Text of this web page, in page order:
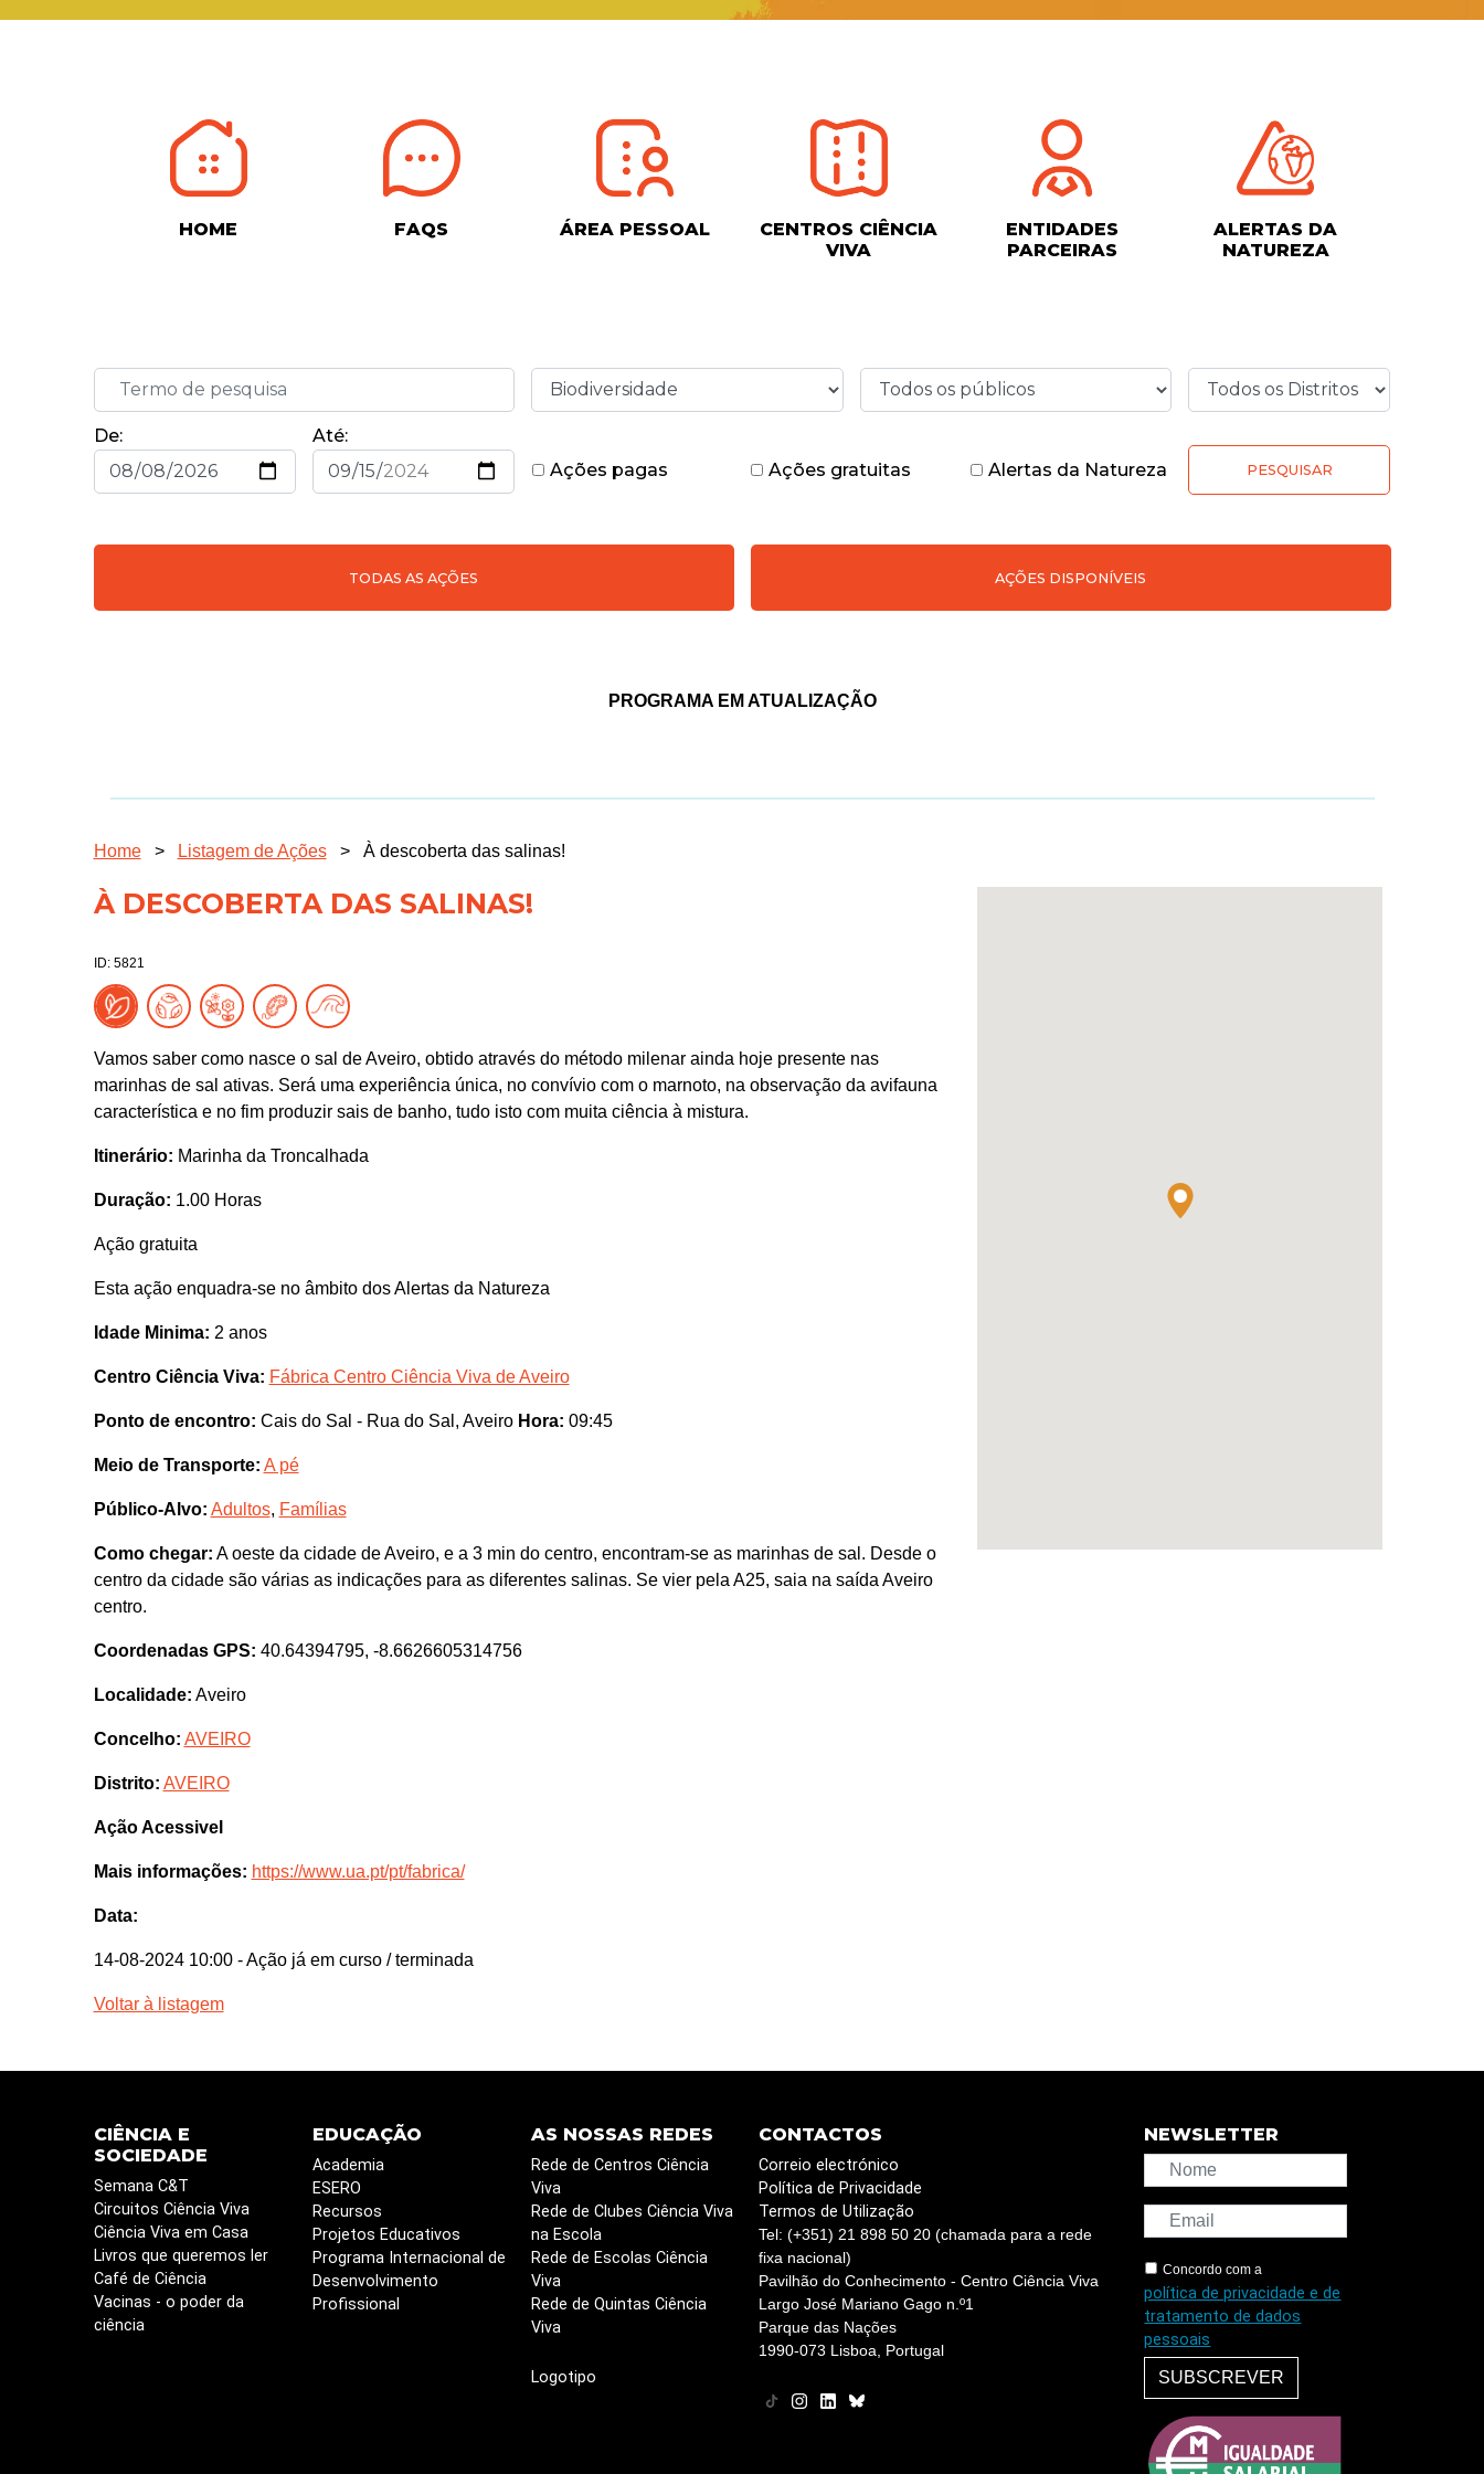
HOME FAQS ÁREA PESSOAL
CENTROS CIÊNCIA
VIVA
ENTIDADES
PARCEIRAS
ALERTAS DA
NATUREZA
De:
Até:
Ações pagas
Ações gratuitas Alertas da Natureza PESQUISAR
TODAS AS AÇÕES AÇÕES DISPONÍVEIS
PROGRAMA EM ATUALIZAÇÃO
Home > Listagem de Ações > À descoberta das salinas!
À DESCOBERTA DAS SALINAS!
ID: 5821
Vamos saber como nasce o sal de Aveiro, obtido através do método milenar ainda hoje presente nas
marinhas de sal ativas. Será uma experiência única, no convívio com o marnoto, na observação da avifauna
característica e no fim produzir sais de banho, tudo isto com muita ciência à mistura.
Itinerário: Marinha da Troncalhada
Duração: 1.00 Horas
Ação gratuita
Esta ação enquadra-se no âmbito dos Alertas da Natureza
Idade Minima: 2 anos
Centro Ciência Viva: Fábrica Centro Ciência Viva de Aveiro
Ponto de encontro: Cais do Sal - Rua do Sal, Aveiro Hora: 09:45
Meio de Transporte: A pé
Público-Alvo: Adultos, Famílias
Como chegar: A oeste da cidade de Aveiro, e a 3 min do centro, encontram-se as marinhas de sal. Desde o
centro da cidade são várias as indicações para as diferentes salinas. Se vier pela A25, saia na saída Aveiro
centro.
Coordenadas GPS: 40.64394795, -8.6626605314756
Localidade: Aveiro
Concelho: AVEIRO
Distrito: AVEIRO
Ação Acessivel
Mais informações: https://www.ua.pt/pt/fabrica/
Data:
14-08-2024 10:00 - Ação já em curso / terminada
Voltar à listagem
CIÊNCIA E
SOCIEDADE
Semana C&T
Circuitos Ciência Viva
Ciência Viva em Casa
Livros que queremos ler
Café de Ciência
Vacinas - o poder da
ciência
EDUCAÇÃO
Academia
ESERO
Recursos
Projetos Educativos
Programa Internacional de
Desenvolvimento
Profissional
AS NOSSAS REDES
Rede de Centros Ciência
Viva
Rede de Clubes Ciência Viva
na Escola
Rede de Escolas Ciência
Viva
Rede de Quintas Ciência
Viva
Logotipo
CONTACTOS
Correio electrónico
Política de Privacidade
Termos de Utilização
Tel: (+351) 21 898 50 20 (chamada para a rede
fixa nacional)
Pavilhão do Conhecimento - Centro Ciência Viva
Largo José Mariano Gago n.º1
Parque das Nações
1990-073 Lisboa, Portugal
NEWSLETTER
Concordo com a
política de privacidade e de
tratamento de dados
pessoais
SUBSCREVER